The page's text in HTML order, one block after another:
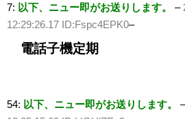
7: 以下、ニュー即がお送りします。 –
12:29:26.17 ID:Fspc4EPK0–
電話子機定期
54: 以下、ニュー即がお送りします。 –